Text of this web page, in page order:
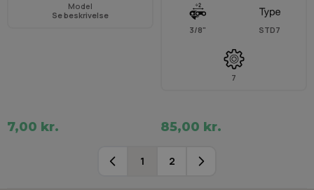
Model
Se beskrivelse
7,00 kr.
3/8" STD7
7
85,00 kr.
Du læser i øjeblikket side
1 Side
2